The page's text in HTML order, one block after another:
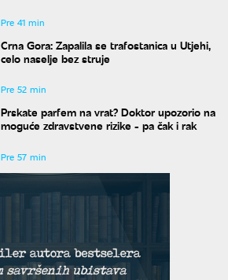
Pre 41 min
Crna Gora: Zapalila se trafostanica u Utjehi,
celo naselje bez struje
Pre 52 min
Prskate parfem na vrat? Doktor upozorio na
moguće zdravstvene rizike - pa čak i rak
Pre 57 min